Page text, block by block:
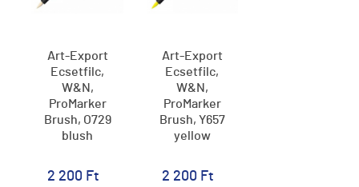
Art-Export
Ecsetfilc,
W&N,
ProMarker
Brush, O729
blush
2 200 Ft
Art-Export
Ecsetfilc,
W&N,
ProMarker
Brush, Y657
yellow
2 200 Ft